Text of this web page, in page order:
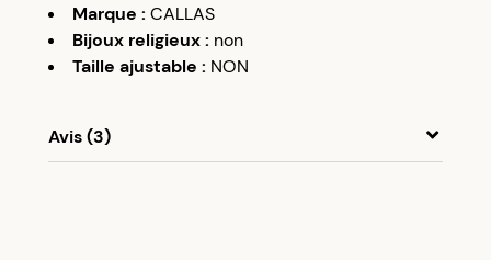
Marque : CALLAS
Bijoux religieux: non
Taille ajustable : NON
Avis (3)